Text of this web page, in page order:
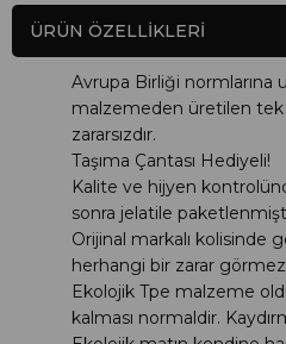
ÜRÜN ÖZELLIKLERI
Avrupa Birliği normlarına
malzemeden üretilen tek
zararsızdır.
Taşıma Çantası Hediyeli!
Kalite ve hijyen
sonra jelatile
Orijinal markalı kolisinde
herhangi bir zarar
Ekolojik Tpe malzeme
kalması normaldir.